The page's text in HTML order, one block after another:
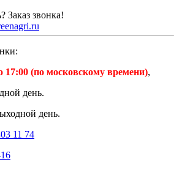
Заказ звонка!
17:00 (по московскому времени),
день.
день.
11 74